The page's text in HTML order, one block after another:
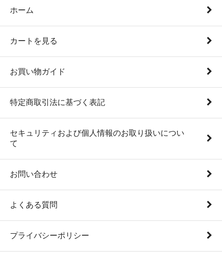
ホーム
カートを見る
お買い物ガイド
特定商取引法に基づく表記
セキュリティおよび個人情報のお取り扱いについ
て
お問い合わせ
よくある質問
プライバシーポリシー